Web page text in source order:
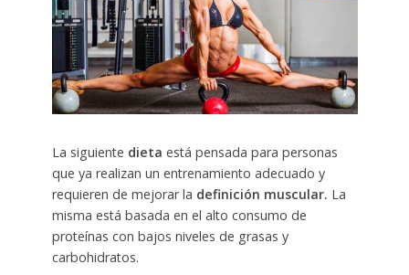
La siguiente dieta está pensada para personas
que ya realizan un entrenamiento adecuado y
requieren de mejorar la definición muscular. La
misma está basada en el alto consumo de
proteínas con bajos niveles de grasas y
carbohidratos.